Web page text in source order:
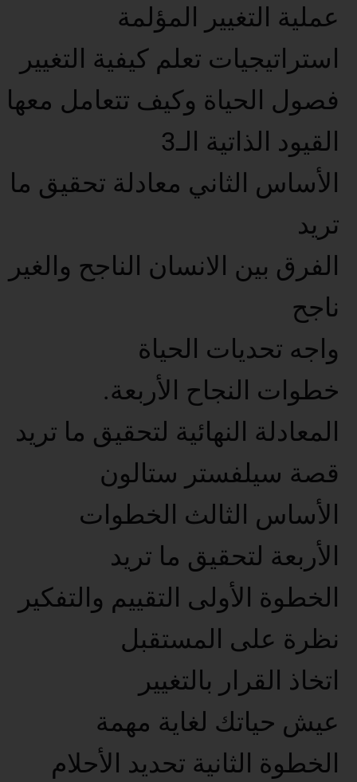
عملية التغيير المؤلمة
استراتيجيات تعلم كيفية التغيير
فصول الحياة وكيف تتعامل معها
القيود الذاتية الـ3
الأساس الثاني معادلة تحقيق ما
تريد
الفرق بين الانسان الناجح والغير
ناجح
واجه تحديات الحياة
خطوات النجاح الأربعة.
المعادلة النهائية لتحقيق ما تريد
قصة سيلفستر ستالون
الأساس الثالث الخطوات
الأربعة لتحقيق ما تريد
الخطوة الأولى التقييم والتفكير
نظرة على المستقبل
اتخاذ القرار بالتغيير
عيش حياتك لغاية مهمة
الخطوة الثانية تحديد الأحلام